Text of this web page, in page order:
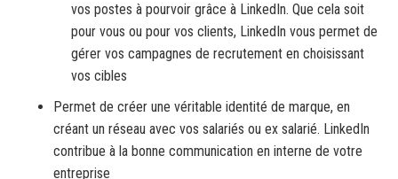
vos postes à pourvoir grâce à LinkedIn. Que cela soit
pour vous ou pour vos clients, LinkedIn vous permet de
gérer vos campagnes de recrutement en choisissant
vos cibles
Permet de créer une véritable identité de marque, en
créant un réseau avec vos salariés ou ex salarié. LinkedIn
contribue à la bonne communication en interne de votre
entreprise